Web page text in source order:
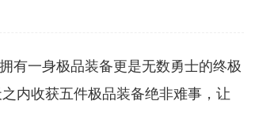
有一身极品装备更是无数勇士的终极
内收获五件极品装备绝非难事，让